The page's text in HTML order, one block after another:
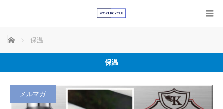
ホーム 保温
保温
メルマガ